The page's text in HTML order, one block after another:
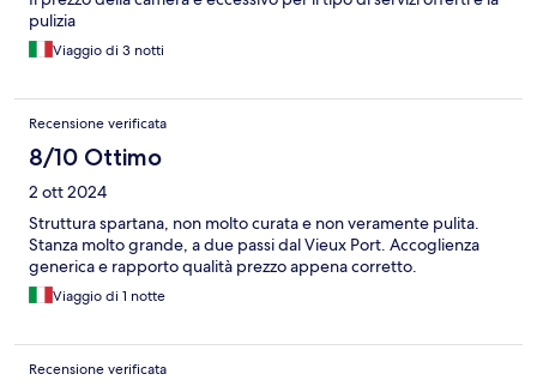
pulizia
Viaggio di 3 notti
Recensione verificata
8/10 Ottimo
2 ott 2024
Struttura spartana, non molto curata e non veramente pulita.
Stanza molto grande, a due passi dal Vieux Port. Accoglienza
generica e rapporto qualità prezzo appena corretto.
Viaggio di 1 notte
Recensione verificata